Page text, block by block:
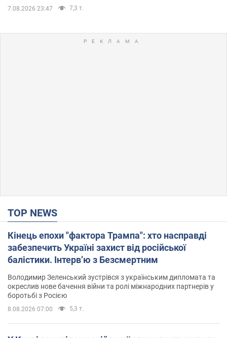
7.08.2026 23:47 7,3 т.
TOP NEWS
Кінець епохи "фактора Трампа": хто насправді
забезпечить Україні захист від російської
балістики. Інтерв’ю з Безсмертним
Володимир Зеленський зустрівся з українським дипломата та
окреслив нове бачення війни та ролі міжнародних партнерів у
боротьбі з Росією
8.08.2026 07:00 5,3 т.